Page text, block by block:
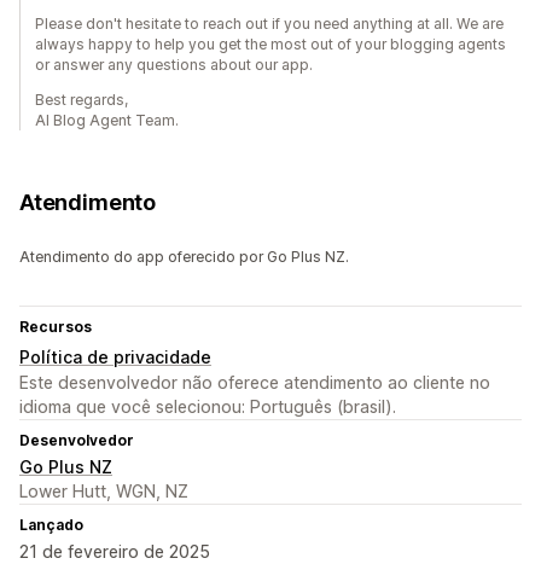
Please don't hesitate to reach out if you need anything at all. We are
always happy to help you get the most out of your blogging agents
or answer any questions about our app.
Best regards,
AI Blog Agent Team.
Atendimento
Atendimento do app oferecido por Go Plus NZ.
Recursos
Política de privacidade
Este desenvolvedor não oferece atendimento ao cliente no
idioma que você selecionou: Português (brasil).
Desenvolvedor
Go Plus NZ
Lower Hutt, WGN, NZ
Lançado
21 de fevereiro de 2025